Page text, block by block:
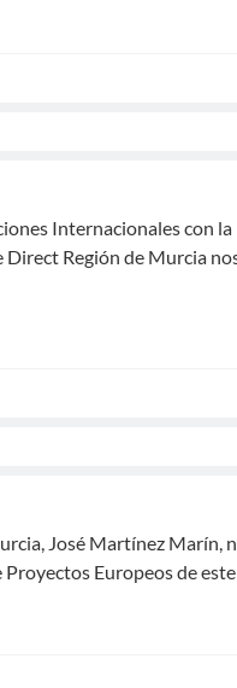
Internacionales con
Región de Murcia
José Martínez Marín,
Europeos de